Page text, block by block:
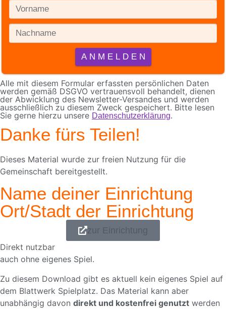
Alle mit diesem Formular erfassten persönlichen Daten
werden gemäß DSGVO vertrauensvoll behandelt, dienen
der Abwicklung des Newsletter-Versandes und werden
ausschließlich zu diesem Zweck gespeichert. Bitte lesen
Sie gerne hierzu unsere Datenschutzerklärung.
Danke fürs Teilen!
Dieses Material wurde zur freien Nutzung für die
Gemeinschaft bereitgestellt.
Name deiner Einrichtung
Ort/Stadt der Einrichtung
zur Einrichtung
Direkt nutzbar
auch ohne eigenes Spiel.
Zu diesem Download gibt es aktuell kein eigenes Spiel auf
dem Blattwerk Spielplatz. Das Material kann aber
unabhängig davon direkt und kostenfrei genutzt werden